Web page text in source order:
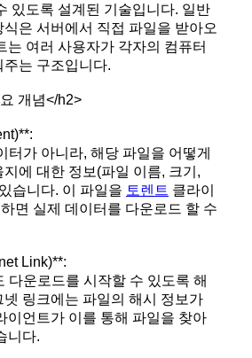
있도록 설계된 기술입니다. 일반
은 서버에서 직접 파일을 받아오
는 여러 사용자가 각자의 컴퓨터
는 구조입니다.
개념</h2>
터가 아니라, 해당 파일을 어떻게
에 대한 정보(파일 이름, 크기,
습니다. 이 파일을 토렌트 클라이
면 실제 데이터를 다운로드 할 수
Link)**:
다운로드를 시작할 수 있도록 해
링크에는 파일의 해시 정보가
이언트가 이를 통해 파일을 찾아
니다.